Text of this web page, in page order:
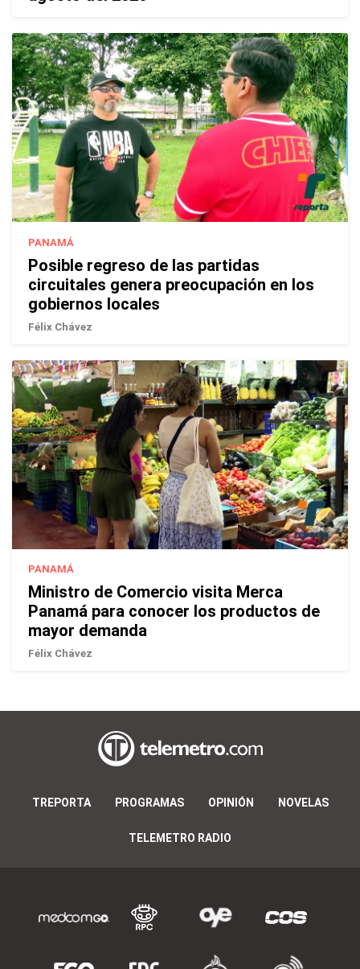
PANAMÁ
Posible regreso de las partidas
circuitales genera preocupación en los
gobiernos locales
Félix Chávez
PANAMÁ
Ministro de Comercio visita Merca
Panamá para conocer los productos de
mayor demanda
Félix Chávez
TREPORTA PROGRAMAS OPINIÓN NOVELAS
TELEMETRO RADIO